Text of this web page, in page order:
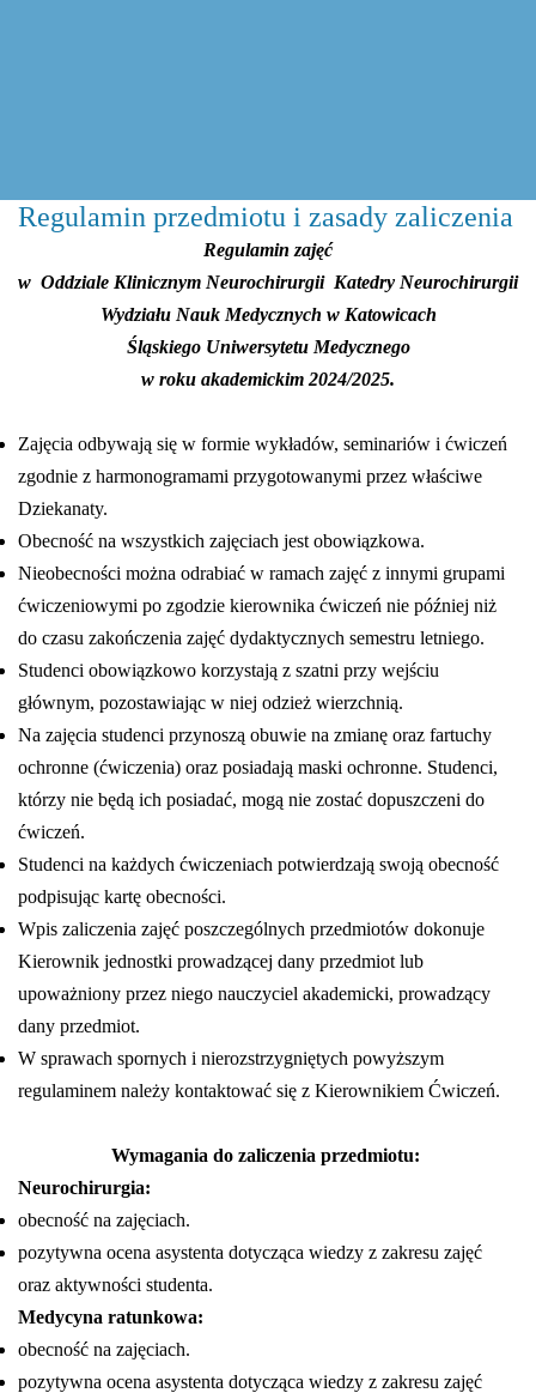
Regulamin przedmiotu i zasady zaliczenia
Regulamin zajęć
w Oddziale Klinicznym Neurochirurgii Katedry Neurochirurgii
Wydziału Nauk Medycznych w Katowicach
Śląskiego Uniwersytetu Medycznego
w roku akademickim 2024/2025.
Zajęcia odbywają się w formie wykładów, seminariów i ćwiczeń
zgodnie z harmonogramami przygotowanymi przez właściwe
Dziekanaty.
Obecność na wszystkich zajęciach jest obowiązkowa.
Nieobecności można odrabiać w ramach zajęć z innymi grupami
ćwiczeniowymi po zgodzie kierownika ćwiczeń nie później niż
do czasu zakończenia zajęć dydaktycznych semestru letniego.
Studenci obowiązkowo korzystają z szatni przy wejściu
głównym, pozostawiając w niej odzież wierzchnią.
Na zajęcia studenci przynoszą obuwie na zmianę oraz fartuchy
ochronne (ćwiczenia) oraz posiadają maski ochronne. Studenci,
którzy nie będą ich posiadać, mogą nie zostać dopuszczeni do
ćwiczeń.
Studenci na każdych ćwiczeniach potwierdzają swoją obecność
podpisując kartę obecności.
Wpis zaliczenia zajęć poszczególnych przedmiotów dokonuje
Kierownik jednostki prowadzącej dany przedmiot lub
upoważniony przez niego nauczyciel akademicki, prowadzący
dany przedmiot.
W sprawach spornych i nierozstrzygniętych powyższym
regulaminem należy kontaktować się z Kierownikiem Ćwiczeń.
Wymagania do zaliczenia przedmiotu:
Neurochirurgia:
obecność na zajęciach.
pozytywna ocena asystenta dotycząca wiedzy z zakresu zajęć
oraz aktywności studenta.
Medycyna ratunkowa:
obecność na zajęciach.
pozytywna ocena asystenta dotycząca wiedzy z zakresu zajęć